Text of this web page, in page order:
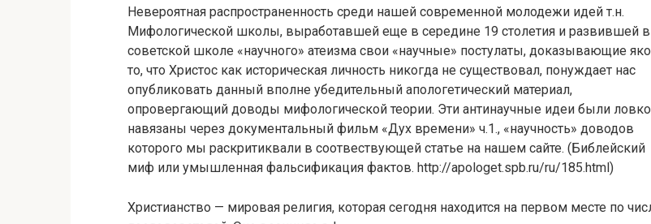
Невероятная распространенность среди нашей современной молодежи идей т.н.
Мифологической школы, выработавшей еще в середине 19 столетия и развившей в
советской школе «научного» атеизма свои «научные» постулаты, доказывающие
то, что Христос как историческая личность никогда не существовал, понуждает нас
опубликовать данный вполне убедительный апологетический материал,
опровергающий доводы мифологической теории. Эти антинаучные идеи были ловко
навязаны через документальный фильм «Дух времени» ч.1., «научность» доводов
которого мы раскритиквали в соотвествующей статье на нашем сайте. (Библейский
миф или умышленная фальсификация фактов. http://apologet.spb.ru/ru/185.html)
Христианство — мировая религия, которая сегодня находится на первом месте по